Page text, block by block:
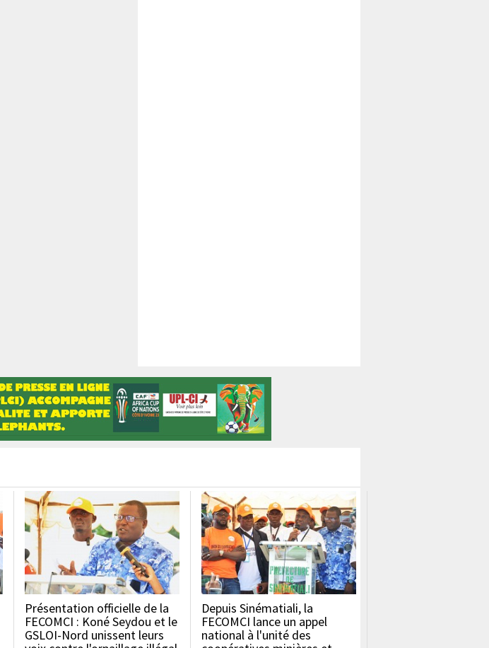
Présentation officielle de la
FECOMCI : Koné Seydou et le
GSLOI-Nord unissent leurs
Depuis Sinématiali, la
FECOMCI lance un appel
national à l'unité des